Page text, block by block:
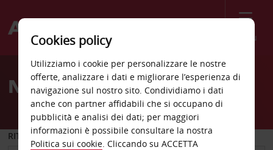
Menù
Welcome
AvisNoleggio auto Elche
RITIRO DA
Cookies policy
Utilizziamo i cookie per personalizzare le nostre
offerte, analizzare i dati e migliorare l’esperienza di
navigazione sul nostro sito. Condividiamo i dati
anche con partner affidabili che si occupano di
pubblicità e analisi dei dati; per maggiori
informazioni è possibile consultare la nostra
Politica sui cookie. Cliccando su ACCETTA